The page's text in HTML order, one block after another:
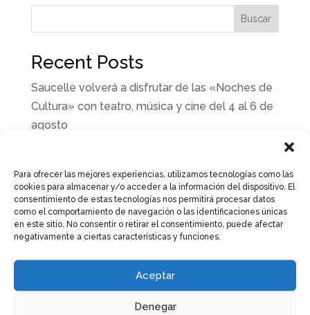
Para ofrecer las mejores experiencias, utilizamos tecnologías como las
cookies para almacenar y/o acceder a la información del dispositivo. El
consentimiento de estas tecnologías nos permitirá procesar datos
como el comportamiento de navegación o las identificaciones únicas
en este sitio. No consentir o retirar el consentimiento, puede afectar
negativamente a ciertas características y funciones.
Aceptar
Denegar
Buscar
Recent Posts
Saucelle volverá a disfrutar de las «Noches de
Cultura» con teatro, música y cine del 4 al 6 de
agosto
noche de música, teatro, oración y muchas
sorpresas
Saucelle estrena su Auditorio Municipal
«Laureano Bordallo»
actividades de verano para niños y adultos